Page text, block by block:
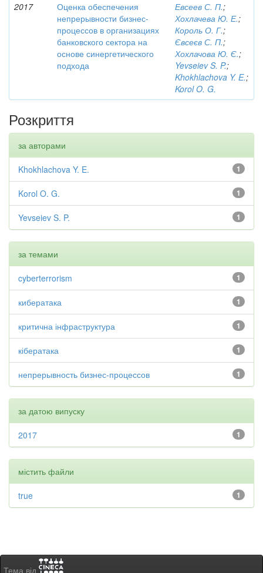
2017
Оценка обеспечения
непрерывности бизнес-
процессов в организациях
банковского сектора на
основе синергетического
подхода
Евсеев С. П.;
Хохлачева Ю. Е.;
Король О. Г.;
Євсеєв С. П.;
Хохлачова Ю. Є.;
Yevseiev S. P.;
Khokhlachova Y. E.;
Korol O. G.
Розкриття
за авторами
1
Khokhlachova Y. E.
1
Korol O. G.
1
Yevseiev S. P.
за темами
1
cyberterrorism
1
кибератака
1
критична інфраструктура
1
кібератака
1
непрерывность бизнес-процессов
за датою випуску
1
2017
містить файли
1
true
Тема від